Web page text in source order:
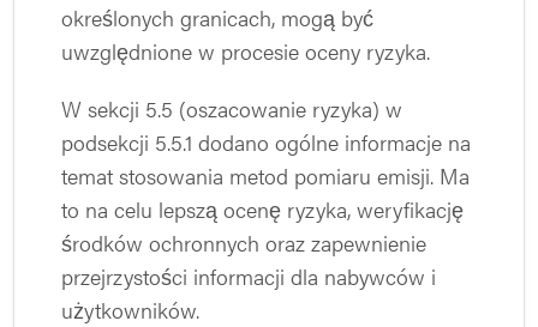
określonych granicach, mogą być
uwzględnione w procesie oceny ryzyka.
W sekcji 5.5 (oszacowanie ryzyka) w
podsekcji 5.5.1 dodano ogólne informacje na
temat stosowania metod pomiaru emisji. Ma
to na celu lepszą ocenę ryzyka, weryfikację
środków ochronnych oraz zapewnienie
przejrzystości informacji dla nabywców i
użytkowników.